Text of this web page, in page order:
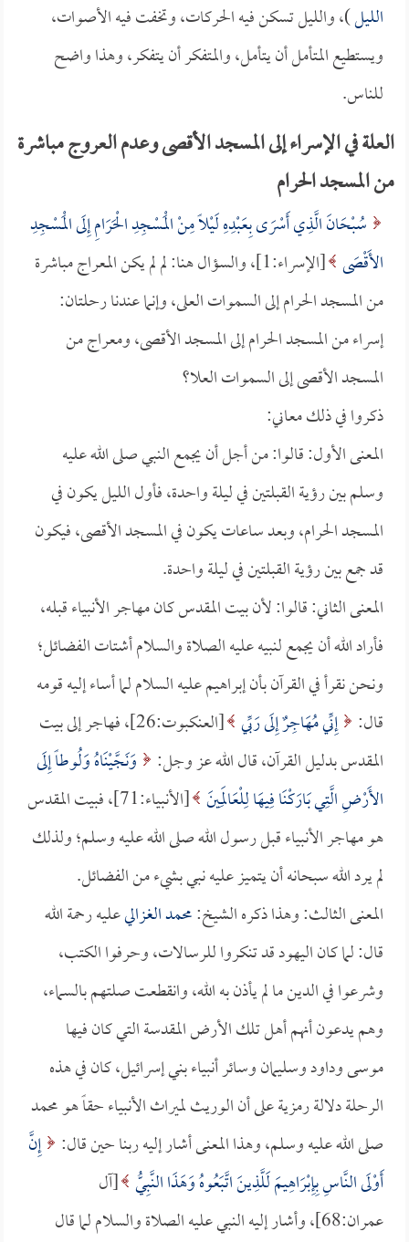
الليل)، والليل تسكن فيه الحركات، وتخفت فيه الأصوات،
ويستطيع المتأمل أن يتأمل، والمتفكر أن يتفكر، وهذا واضح
للناس.
العلة في الإسراء إلى المسجد الأقصى وعدم العروج مباشرة
من المسجد الحرام
سُبْحَانَ الَّذِي أَسْرَى بِعَبْدِهِ لَيْلاً مِنْ الْمَسْجِدِ الْحَرَامِ إِلَى الْمَسْجِدِ
الأَقْصَى
[الإسراء:1]، والسؤال هنا: لم لم يكن المعراج مباشرة
من المسجد الحرام إلى السموات العلى، وإنما عندنا رحلتان:
إسراء من المسجد الحرام إلى المسجد الأقصى، ومعراج من
المسجد الأقصى إلى السموات العلا؟
ذكروا في ذلك معاني:
المعنى الأول: قالوا: من أجل أن يجمع النبي صلى الله عليه
وسلم بين رؤية القبلتين في ليلة واحدة، فأول الليل يكون في
المسجد الحرام، وبعد ساعات يكون في المسجد الأقصى، فيكون
قد جمع بين رؤية القبلتين في ليلة واحدة.
المعنى الثاني: قالوا: لأن بيت المقدس كان مهاجر الأنبياء قبله،
فأراد الله أن يجمع لنبيه عليه الصلاة والسلام أشتات الفضائل؛
ونحن نقرأ في القرآن بأن إبراهيم عليه السلام لما أساء إليه قومه
قال: إِنِّي مُهَاجِرٌ إِلَى رَبِّي
[العنكبوت:26]، فهاجر إلى بيت
المقدس بدليل القرآن، قال الله عز وجل:
وَنَجَّيْنَاهُ وَلُوطاً إِلَى
الأَرْضِ الَّتِي بَارَكْنَا فِيهَا لِلْعَالَمِينَ
[الأنبياء:71]، فبيت المقدس
هو مهاجر الأنبياء قبل رسول الله صلى الله عليه وسلم؛ ولذلك
لم يرد الله سبحانه أن يتميز عليه نبي بشيء من الفضائل.
المعنى الثالث: وهذا ذكره الشيخ:محمد الغزاليعليه رحمة الله
قال: لما كان اليهود قد تنكروا للرسالات، وحرفوا الكتب،
وشرعوا في الدين ما لم يأذن به الله، وانقطعت صلتهم بالسماء،
وهم يدعون أنهم أهل تلك الأرض المقدسة التي كان فيها
موسى وداود وسليمان وسائر أنبياء بني إسرائيل، كان في هذه
الرحلة دلالة رمزية على أن الوريث لميراث الأنبياء حقاً هو محمد
صلى الله عليه وسلم، وهذا المعنى أشار إليه ربنا حين قال: إِنَّ
أَوْلَى النَّاسِ بِإِبْرَاهِيمَ لَلَّذِينَ اتَّبَعُوهُ وَهَذَا النَّبِيُّ [آل
عمران:68]، وأشار إليه النبي عليه الصلاة والسلام لما قال